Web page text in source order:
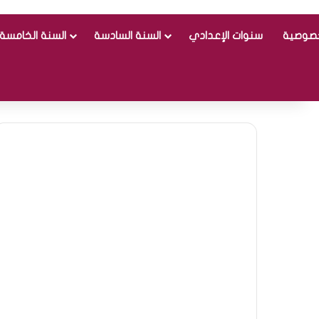
السنة الخامسة السنة السادسة سنوات الإعدادي